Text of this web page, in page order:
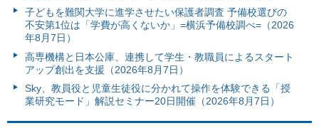
子どもを難関大学に進学させたい保護者調査 予備校選びの
不安第1位は「学費が高くないか」=横浜予備校調べ=（2026
年8月7日）
高専機構と日本公庫、連携して学生・教職員によるスタート
アップ創出を支援（2026年8月7日）
Sky、教員役と児童生徒役に分かれて操作を体験できる「授
業研究モード」解説セミナー20日開催（2026年8月7日）